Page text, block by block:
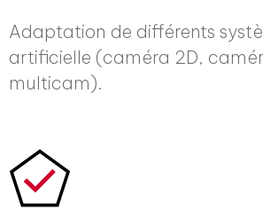
Adaptation de différents
artificielle (caméra 2D,
multicam).